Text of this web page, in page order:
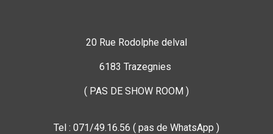
20 Rue Rodolphe delval
6183 Trazegnies
( PAS DE SHOW ROOM )
Tel : 071/49.16.56 ( pas de WhatsApp )